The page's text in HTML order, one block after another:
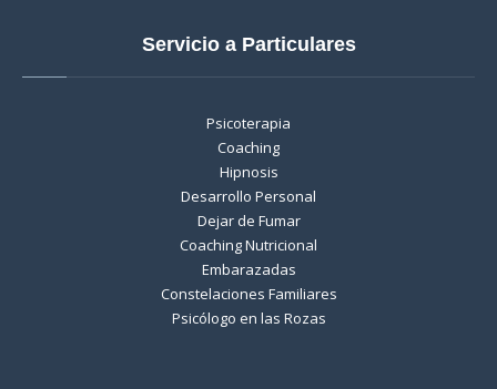
Servicio a Particulares
Psicoterapia
Coaching
Hipnosis
Desarrollo Personal
Dejar de Fumar
Coaching Nutricional
Embarazadas
Constelaciones Familiares
Psicólogo en las Rozas